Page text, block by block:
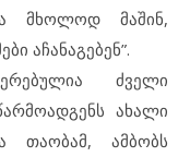
მხოლოდ მაშინ,
აჩანაგებენ”.
ძველი
ახალი
თაობამ, ამბობს